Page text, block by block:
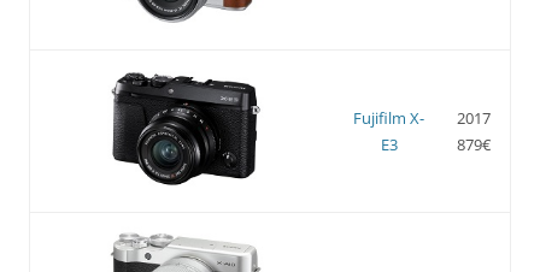
Fujifilm X-
E3
2017
879€